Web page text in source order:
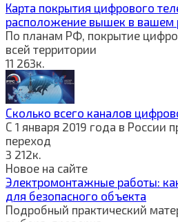
Карта покрытия цифрового
расположение вышек в вашем
По планам РФ, покрытие
всей территории
11 263к.
Сколько всего каналов
С 1 января 2019 года в России
переход
3 212к.
Новое на сайте
Электромонтажные работы:
для безопасного объекта
Подробный практический